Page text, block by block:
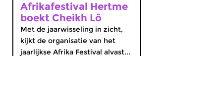
Afrikafestival Hertme
boekt Cheikh Lô
Met de jaarwisseling in zicht,
kijkt de organisatie van het
jaarlijkse Afrika Festival alvast...